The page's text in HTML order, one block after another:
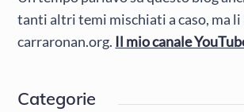
tanti altri temi mischiati a caso, ma li
carraronan.org. Il mio canale
Categorie